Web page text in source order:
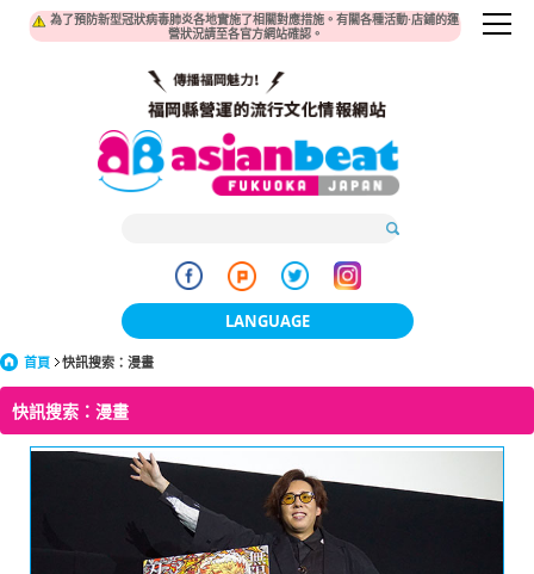
為了預防新型冠狀病毒肺炎各地實施了相關對應措施。有關各種活動·店鋪的運
營狀況請至各官方網站確認。
LANGUAGE
繁體中文
English
首頁 快訊搜索：漫畫
快訊搜索：漫畫